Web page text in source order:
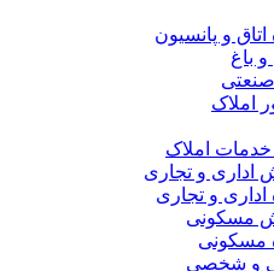
اتاق و پانسیون
باغ
املاک
خدمات املاک
اداری و تجاری
اداری و تجاری
مسکونی
مسکونی
و شخصی